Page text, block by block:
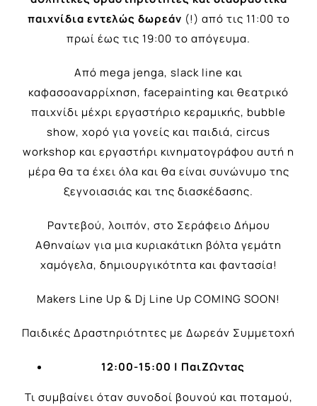
παιχνίδια εντελώς δωρεάν (!) από τις 11:00 το
πρωί έως τις 19:00 το απόγευμα.
Από mega jenga, slack line και
καφασοαναρρίχηση, facepainting και θεατρικό
παιχνίδι μέχρι εργαστήριο κεραμικής, bubble
show, χορό για γονείς και παιδιά, circus
workshop και εργαστήρι κινηματογράφου αυτή η
μέρα θα τα έχει όλα και θα είναι συνώνυμο της
ξεγνοιασιάς και της διασκέδασης.
Ραντεβού, λοιπόν, στο Σεράφειο Δήμου
Αθηναίων για μια κυριακάτικη βόλτα γεμάτη
χαμόγελα, δημιουργικότητα και φαντασία!
Makers Line Up & Dj Line Up COMING SOON!
Παιδικές Δραστηριότητες με Δωρεάν Συμμετοχή
12:00-15:00 | ΠαιΖΩντας
Τι συμβαίνει όταν συνοδοί βουνού και ποταμού,